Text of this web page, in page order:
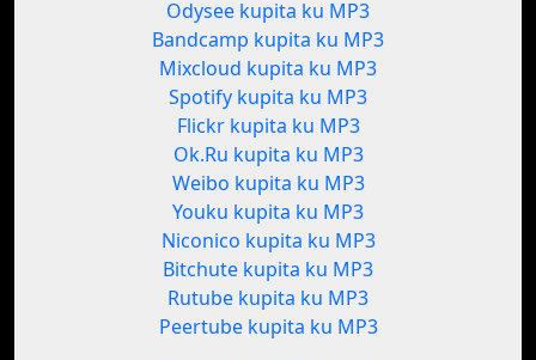
Odysee kupita ku MP3
Bandcamp kupita ku MP3
Mixcloud kupita ku MP3
Spotify kupita ku MP3
Flickr kupita ku MP3
Ok.Ru kupita ku MP3
Weibo kupita ku MP3
Youku kupita ku MP3
Niconico kupita ku MP3
Bitchute kupita ku MP3
Rutube kupita ku MP3
Peertube kupita ku MP3